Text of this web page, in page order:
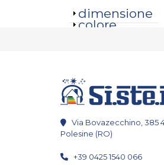
Mostra
dimensione
Mostra
colore
Via Bovazecchino, 385
Polesine (RO)
+39 0425 1540 066